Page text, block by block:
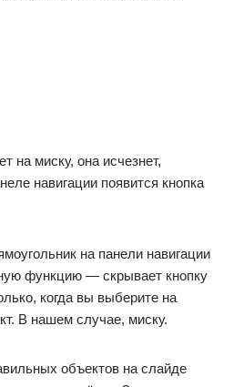
на миску, она исчезнет,
навигации появится кнопка
на панели навигации
функцию — скрывает кнопку
когда вы выберите на
В нашем случае, миску.
объектов на слайде